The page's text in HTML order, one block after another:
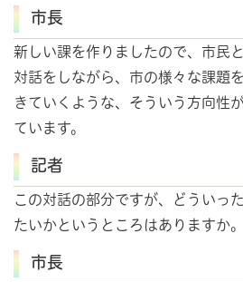
市長
新しい課を作りましたので、市民
対話をしながら、市の様々な課題
きていくような、そういう方向性
ています。
記者
この対話の部分ですが、どういっ
たいかというところはありますか。
市長